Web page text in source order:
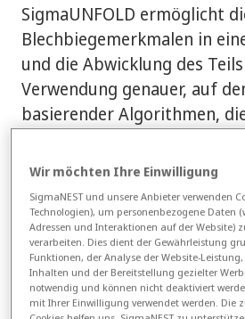
SigmaUNFOLD ermöglicht
Blechbiegemerkmalen in
und die Abwicklung des
Verwendung genauer, auf
basierender Algorithmen,
wirklichkeitsgetreue
der Software gewährleisten.
Teile können einzeln oder
bearbeitet werden, was ein
Workflow-Management
Wir möchten Ihre Einwilligung
SigmaNEST und unsere Anbieter verwenden
Technologien), um personenbezogene Daten
Adressen und Interaktionen auf der Website)
verarbeiten. Dies dient der Gewährleistung
Funktionen, der Analyse der Website-
Inhalten und der Bereitstellung gezielter
notwendig und können nicht deaktiviert
mit Ihrer Einwilligung verwendet werden. Die